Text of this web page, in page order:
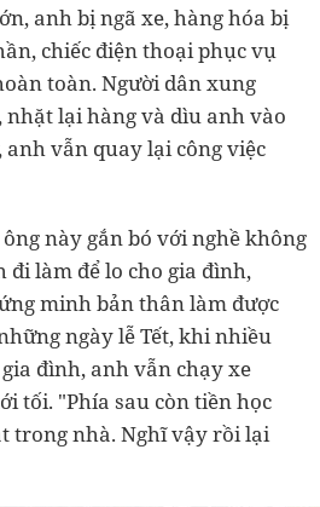
anh bị ngã xe, hàng hóa bị
chiếc điện thoại phục vụ
toàn. Người dân xung
lại hàng và dìu anh vào
anh vẫn quay lại công việc
này gắn bó với nghề không
làm để lo cho gia đình,
minh bản thân làm được
ngày lễ Tết, khi nhiều
đình, anh vẫn chạy xe
tối. "Phía sau còn tiền học
trong nhà. Nghĩ vậy rồi lại